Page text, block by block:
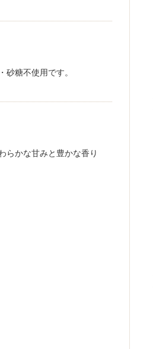
砂糖不使用です。
かな甘みと豊かな香り